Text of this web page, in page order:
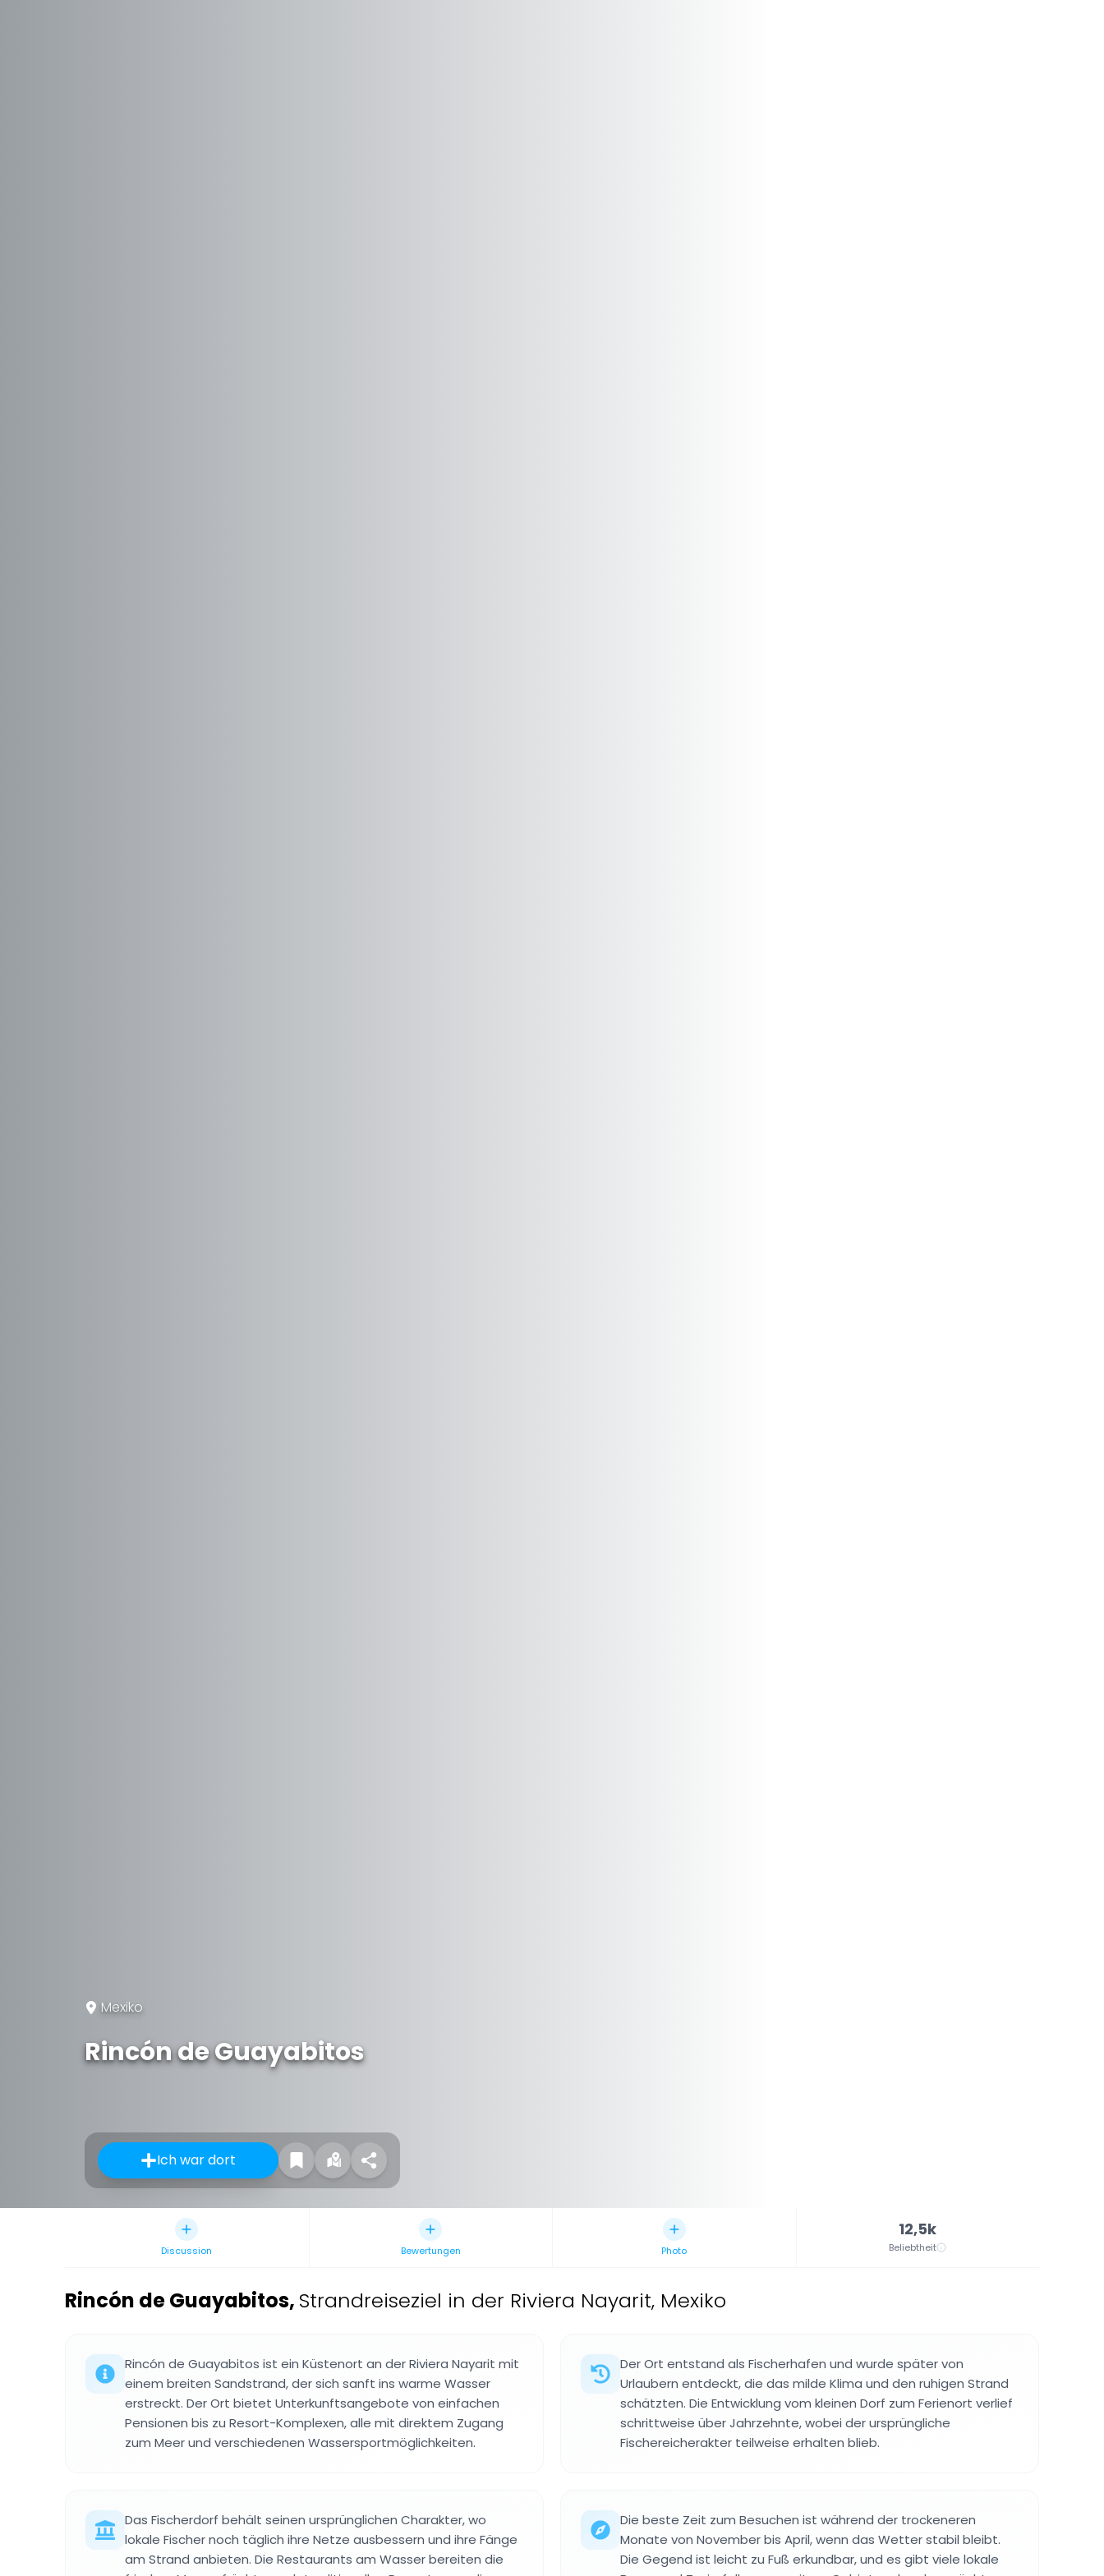
Mexiko
Rincón de Guayabitos
Ich war dort
Discussion Bewertungen Photo
12,5k
Beliebtheit
Rincón de Guayabitos, Strandreiseziel in der Riviera Nayarit, Mexiko
Rincón de Guayabitos ist ein Küstenort an der Riviera Nayarit mit
einem breiten Sandstrand, der sich sanft ins warme Wasser
erstreckt. Der Ort bietet Unterkunftsangebote von einfachen
Pensionen bis zu Resort-Komplexen, alle mit direktem Zugang
zum Meer und verschiedenen Wassersportmöglichkeiten.
Der Ort entstand als Fischerhafen und wurde später von
Urlaubern entdeckt, die das milde Klima und den ruhigen Strand
schätzten. Die Entwicklung vom kleinen Dorf zum Ferienort verlief
schrittweise über Jahrzehnte, wobei der ursprüngliche
Fischereicherakter teilweise erhalten blieb.
Das Fischerdorf behält seinen ursprünglichen Charakter, wo
lokale Fischer noch täglich ihre Netze ausbessern und ihre Fänge
am Strand anbieten. Die Restaurants am Wasser bereiten die
Die beste Zeit zum Besuchen ist während der trockeneren
Monate von November bis April, wenn das Wetter stabil bleibt.
Die Gegend ist leicht zu Fuß erkundbar, und es gibt viele lokale